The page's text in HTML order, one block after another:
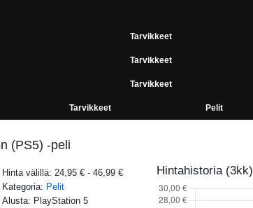
Tarvikkeet
Tarvikkeet
Tarvikkeet
Tarvikkeet Pelit
(PS5) -peli
Hinta välillä: 24,95 € - 46,99 €
Kategoria: Pelit
Alusta: PlayStation 5
Hintahistoria (3kk)